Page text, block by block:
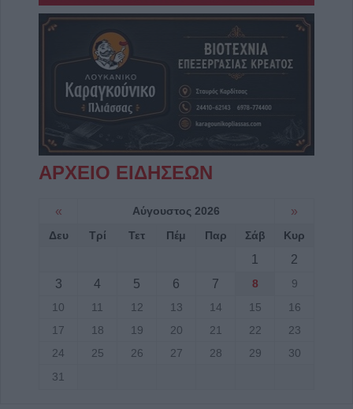
ΑΡΧΕΙΟ ΕΙΔΗΣΕΩΝ
« Αύγουστος 2026 »
Δευ Τρί Τετ Πέμ Παρ Σάβ Κυρ
1
2
3
4 5 6 7 8
9
10
11 12 13 14 15
16
17
18 19 20 21 22
23
24
25 26 27 28 29
30
31